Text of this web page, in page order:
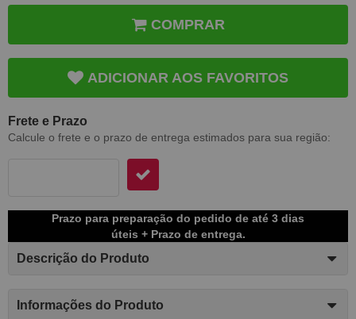
COMPRAR
ADICIONAR AOS FAVORITOS
Frete e Prazo
Calcule o frete e o prazo de entrega estimados para sua região:
Prazo para preparação do pedido de até 3 dias
úteis + Prazo de entrega.
Descrição do Produto
Informações do Produto